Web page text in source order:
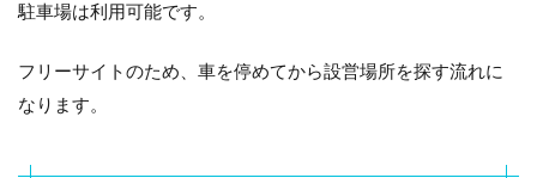
駐車場は利用可能です。
フリーサイトのため、車を停めてから設営場所を探す流れに
なります。